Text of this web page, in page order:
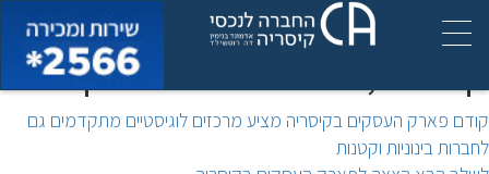
שכירות בפארק העסקים
קיסריה, המשתלמת בצפון
ניווט
קודם הפוסט
הקודם:
פארק העסקים בקיסריה מציע מרכזים לוגיסטיים מתקדמים גם
לחברות בינוניות וקטנות